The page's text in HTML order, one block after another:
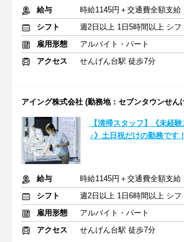
給与
時給1145円＋交通費全額支給
シフト
雇用形態
アルバイト・パート
アクセス
せんげん台駅 徒歩7分
アイング株式会社 (勤務地：セブンタウンせん
【清掃スタッフ】《未経
♪》土日祝だけの勤務です！
給与
時給1145円＋交通費全額支給
シフト
雇用形態
アルバイト・パート
アクセス
せんげん台駅 徒歩7分